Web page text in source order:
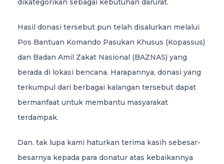
Hasil donasi tersebut pun telah disalurkan melalui
Pos Bantuan Komando Pasukan Khusus (Kopassus)
dan Badan Amil Zakat Nasional (BAZNAS) yang
berada di lokasi bencana. Harapannya, donasi yang
terkumpul dari berbagai kalangan tersebut dapat
bermanfaat untuk membantu masyarakat
terdampak.
Dan. tak lupa kami haturkan terima kasih sebesar-
besarnya kepada para donatur atas kebaikannya